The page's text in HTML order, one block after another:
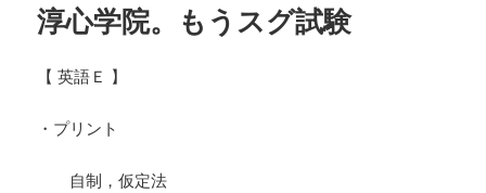
淳心学院。もうスグ試験
【 英語Ｅ 】
・プリント
自制，仮定法